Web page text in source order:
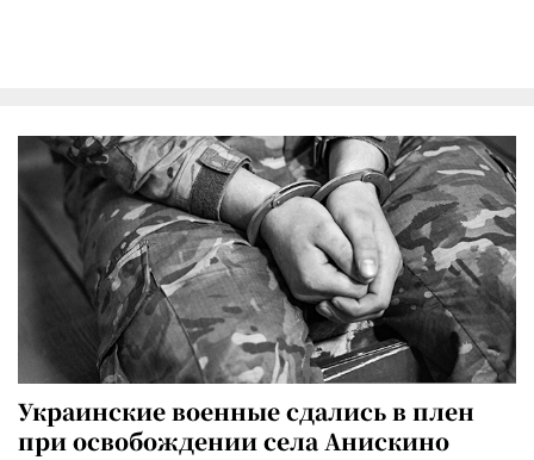
Украинские военные сдались в плен
при освобождении села Анискино